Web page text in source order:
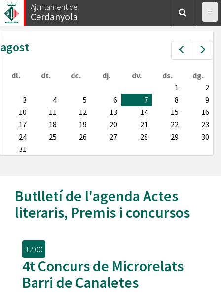
Vés
al
contingut
Ajuntament de
Cerdanyola
Prev
agost
dl. dt. dc. dj. dv. ds.
dg.
1
2
3
4 5 6 7 8
9
10
11 12 13 14 15
16
17
18 19 20 21 22
23
24
25 26 27 28 29
30
31
Butlletí de l'agenda Actes
literaris, Premis i concursos
12:00
4t Concurs de Microrelats
Barri de Canaletes